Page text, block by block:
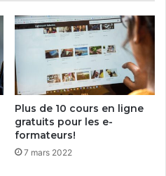
Plus de 10 cours en ligne
gratuits pour les e-
formateurs!
7 mars 2022